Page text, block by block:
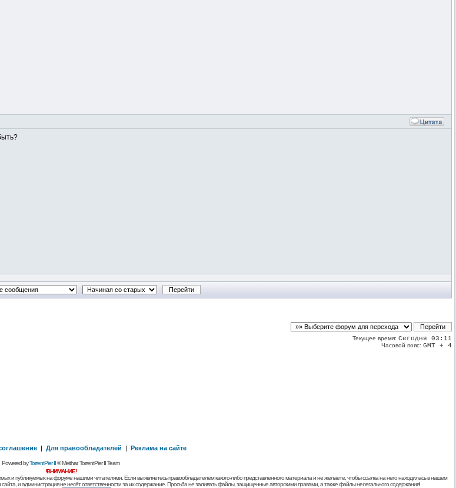
Текущее время: Сегодня 03:11
Часовой пояс: GMT + 4
| Для правообладателей | Реклама на сайте
Powered byTorrentPier II© Meithar, TorrentPier II Team
!ВНИМАНИЕ!
и публикуемых на форуме нашими читателями. Если вы являетесь правообладателем какого-либо представленного материала и не желаете, чтобы ссылка на него находилась в нашем
и администрация не несёт ответственности за их содержание. Просьба не заливать файлы, защищенные авторскими правами, а также файлы нелегального содержания!